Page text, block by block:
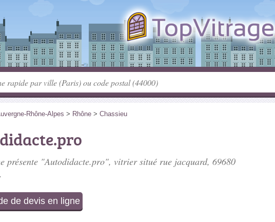
Rhône-Alpes > Rhône > Chassieu
présente "Autodidacte.pro", vitrier situé rue jacquard, 69680
de devis en ligne